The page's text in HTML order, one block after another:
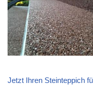
Jetzt Ihren Steinteppich